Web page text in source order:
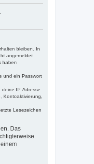
bleiben. In
angemeldet
haben
und ein Passwort
IP-Adresse
Kontoaktivierung,
Lesezeichen
Das